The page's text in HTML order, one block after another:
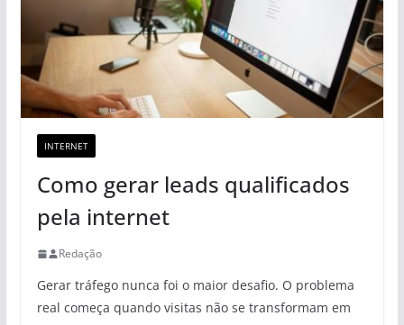
INTERNET
Como gerar leads qualificados
pela internet
Redação
Gerar tráfego nunca foi o maior desafio. O problema
real começa quando visitas não se transformam em